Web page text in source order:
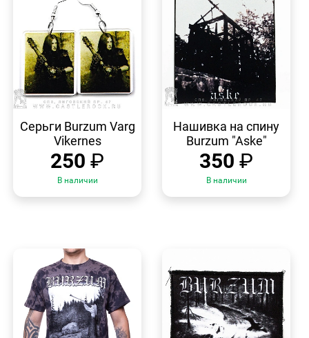
ПРОСМОТР
Серьги Burzum Varg
Vikernes
250 ₽
В наличии
ПРОСМОТР
Нашивка на спину
Burzum "Aske"
350 ₽
В наличии